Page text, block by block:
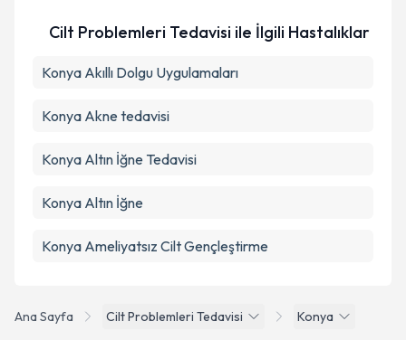
Ana Sayfa Cilt Problemleri Tedavisi Konya
Cilt Problemleri Tedavisi ile İlgili Hastalıklar
Konya Akıllı Dolgu Uygulamaları
Konya Akne tedavisi
Konya Altın İğne Tedavisi
Konya Altın İğne
Konya Ameliyatsız Cilt Gençleştirme